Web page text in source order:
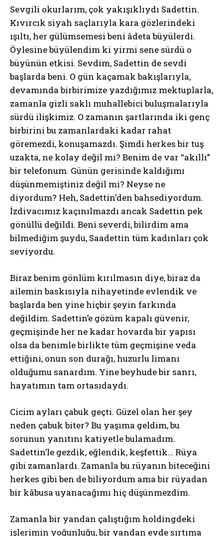
Sevgili okurlarım, çok yakışıklıydı Sadettin.
Kıvırcık siyah saçlarıyla kara gözlerindeki
ışıltı, her gülümsemesi beni âdeta büyülerdi.
Öylesine büyülendim ki yirmi sene sürdü o
büyünün etkisi. Sevdim, Sadettin de sevdi
başlarda beni. O gün kaçamak bakışlarıyla,
devamında birbirimize yazdığımız mektuplarla,
zamanla gizli saklı muhallebici buluşmalarıyla
sürdü ilişkimiz. O zamanın şartlarında iki genç
birbirini bu zamanlardaki kadar rahat
göremezdi, konuşamazdı. Şimdi herkes bir tuş
uzakta, ne kolay değil mi? Benim de var “akıllı”
bir telefonum. Günün gerisinde kaldığımı
düşünmemiştiniz değil mi? Neyse ne
diyordum? Heh, Sadettin’den bahsediyordum.
İzdivacımız kaçınılmazdı ancak Sadettin pek
gönüllü değildi. Beni severdi, bilirdim ama
bilmediğim şuydu, Saadettin tüm kadınları çok
seviyordu.
Biraz benim gönlüm kırılmasın diye, biraz da
ailemin baskısıyla nihayetinde evlendik ve
başlarda ben yine hiçbir şeyin farkında
değildim. Sadettin’e gözüm kapalı güvenir,
geçmişinde her ne kadar hovarda bir yapısı
olsa da benimle birlikte tüm geçmişine veda
ettiğini, onun son durağı, huzurlu limanı
olduğumu sanardım. Yine beyhude bir sanrı,
hayatımın tam ortasıdaydı.
Cicim ayları çabuk geçti. Güzel olan her şey
neden çabuk biter? Bu yaşıma geldim, bu
sorunun yanıtını katiyetle bulamadım.
Sadettin’le gezdik, eğlendik, keşfettik… Rüya
gibi zamanlardı. Zamanla bu rüyanın biteceğini
herkes gibi ben de biliyordum ama bir rüyadan
bir kâbusa uyanacağımı hiç düşünmezdim.
Zamanla bir yandan çalıştığım holdingdeki
işlerimin yoğunluğu, bir yandan evde sırtıma